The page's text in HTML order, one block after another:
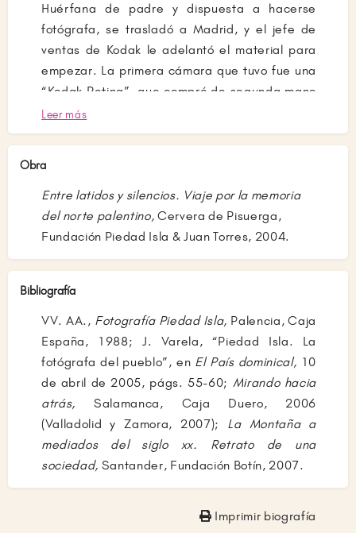
Huérfana de padre y dispuesta a hacerse
fotógrafa, se trasladó a Madrid, y el jefe de
ventas de Kodak le adelantó el material para
empezar. La primera cámara que tuvo fue una
“Kodak Retina”, que compró de segunda mano
a un fotógrafo de Oviedo. Formada en el
estudio Foto Arrieta de esa ciudad (1951-
Cervera (1953) y lo mantuvo abierto hasta que
se retiró en 1992. Montada en una Mobilette y
vestida con unos pantalones que encargó al
sastre, porque tampoco los usaban las mujeres
en 1953, hizo retratos para carnets de
de cuarenta años, documentó la vida rural y su
transformación, fotografiando todo tipo de
actos: fiestas populares civiles y religiosas,
como procesiones de Semana Santa, visitas de
autoridades, actividades cotidianas del
pueblo, labores del campo y paisajes. Ha sido
corresponsal de prensa de la Agencia EFE y de
varios periódicos (El Norte de Castilla, El Diario
palentino, El Diario Montañés),y presidenta de
ciento sesenta y cinco mil negativos, y ha sido
Leer más
Obra
Entre latidos y silencios. Viaje por la memoria
del norte palentino, Cervera de Pisuerga,
Fundación Piedad Isla & Juan Torres, 2004.
Bibliografía
VV. AA., Fotografía Piedad Isla, Palencia, Caja
España, 1988; J. Varela, “Piedad Isla. La
fotógrafa del pueblo”, en El País dominical, 10
de abril de 2005, págs. 55-60; Mirando hacia
atrás, Salamanca, Caja Duero, 2006
(Valladolid y Zamora, 2007); La Montaña a
mediados del siglo xx. Retrato de una
sociedad, Santander, Fundación Botín, 2007.
Imprimir biografía